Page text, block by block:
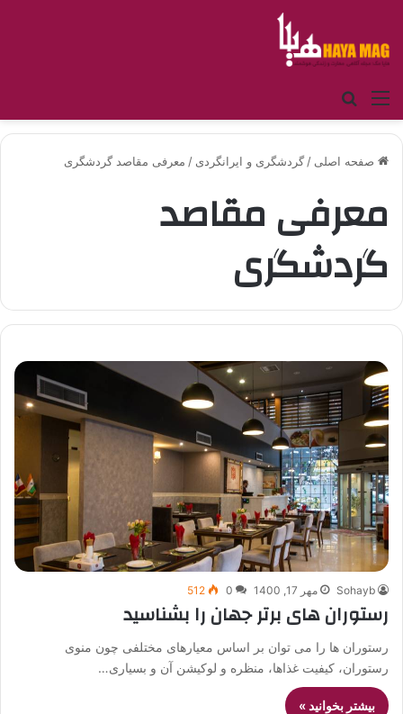
منو
صفحه اصلی / گردشگری و ایرانگردی / معرفی مقاصد گردشگری
معرفی مقاصد
گردشگری
Sohayb مهر 17, 1400 0
512
رستوران های برتر جهان را بشناسید
رستوران ها را می توان بر اساس معیارهای مختلفی چون منوی
رستوران، کیفیت غذاها، منظره و لوکیشن آن و بسیاری…
بیشتر بخوانید »